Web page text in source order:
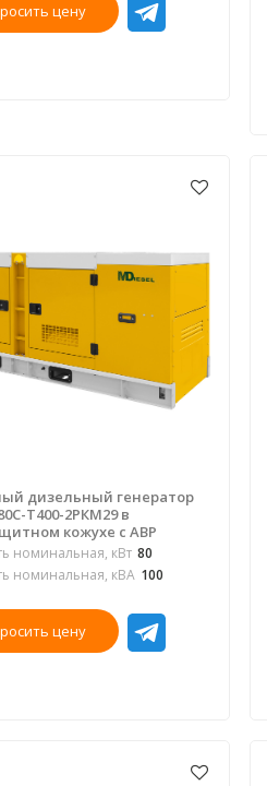
цену
дизельный генератор
Т400-2РКМ29 в
кожухе с АВР
номинальная, кВт 80
номинальная, кВА 100
цену